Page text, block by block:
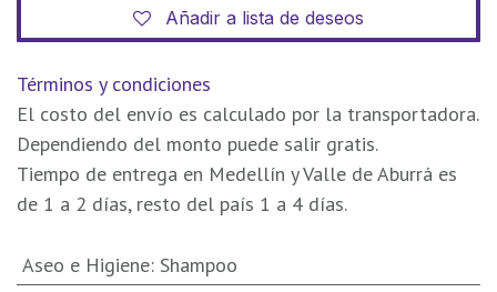
Añadir a lista de deseos
Términos y condiciones
El costo del envío es calculado por la transportadora.
Dependiendo del monto puede salir gratis.
Tiempo de entrega en Medellín y Valle de Aburrá es
de 1 a 2 días, resto del país 1 a 4 días.
Aseo e Higiene: Shampoo